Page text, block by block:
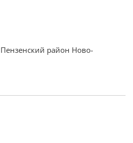
Пензенский район Ново-